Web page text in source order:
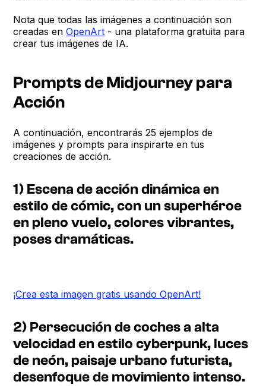
Nota que todas las imágenes a continuación son
creadas enOpenArt - una plataforma gratuita para
crear tus imágenes de IA.
Prompts de Midjourney para
Acción
A continuación, encontrarás 25 ejemplos de
imágenes y prompts para inspirarte en tus
creaciones de acción.
1) Escena de acción dinámica en
estilo de cómic, con un superhéroe
en pleno vuelo, colores vibrantes,
poses dramáticas.
¡Crea esta imagen gratis usando OpenArt!
2) Persecución de coches a alta
velocidad en estilo cyberpunk, luces
de neón, paisaje urbano futurista,
desenfoque de movimiento intenso.